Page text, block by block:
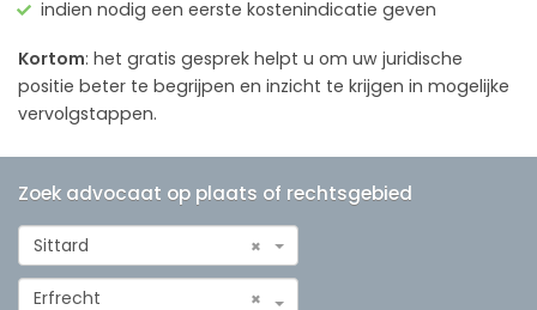
indien nodig een eerste kostenindicatie geven
Kortom: het gratis gesprek helpt u om uw juridische
positie beter te begrijpen en inzicht te krijgen in mogelijke
vervolgstappen.
Zoek advocaat op plaats of rechtsgebied
×
Sittard
×
Erfrecht